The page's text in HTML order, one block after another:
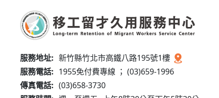
服務地址: 新竹縣竹北市高鐵八路195號1樓
服務電話: 1955免付費專線 ； (03)659-1996
傳真電話: (03)658-3730